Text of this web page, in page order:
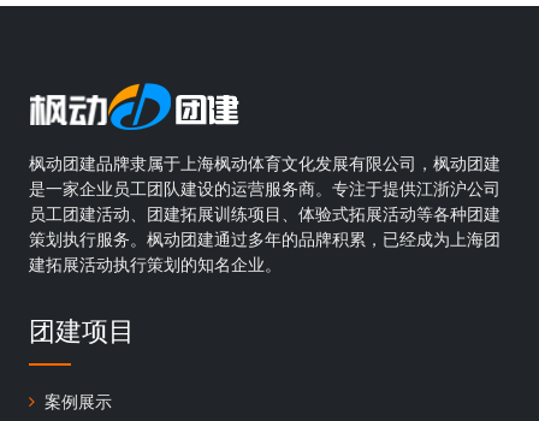
枫动团建品牌隶属于上海枫动体育文化发展有限公司，枫动团建
是一家企业员工团队建设的运营服务商。专注于提供江浙沪公司
员工团建活动、团建拓展训练项目、体验式拓展活动等各种团建
策划执行服务。枫动团建通过多年的品牌积累，已经成为上海团
建拓展活动执行策划的知名企业。
团建项目
案例展示